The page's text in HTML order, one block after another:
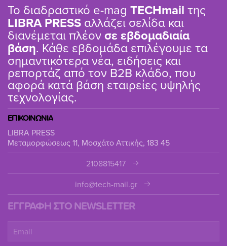
Το διαδραστικό e-mag TΕCHmail της
LIBRA PRESS αλλάζει σελίδα και
διανέμεται πλέον σε εβδομαδιαία
βάση. Κάθε εβδομάδα επιλέγουμε τα
σημαντικότερα νέα, ειδήσεις και
ρεπορτάζ από τον B2B κλάδο, που
αφορά κατά βάση εταιρείες υψηλής
τεχνολογίας.
ΕΠΙΚΟΙΝΩΝΙΑ
LIBRA PRESS
Μεταμορφώσεως 11, Μοσχάτο Αττικής, 183 45
2108815417
info@tech-mail.gr
ΕΓΓΡΑΦΗ ΣΤΟ NEWSLETTER